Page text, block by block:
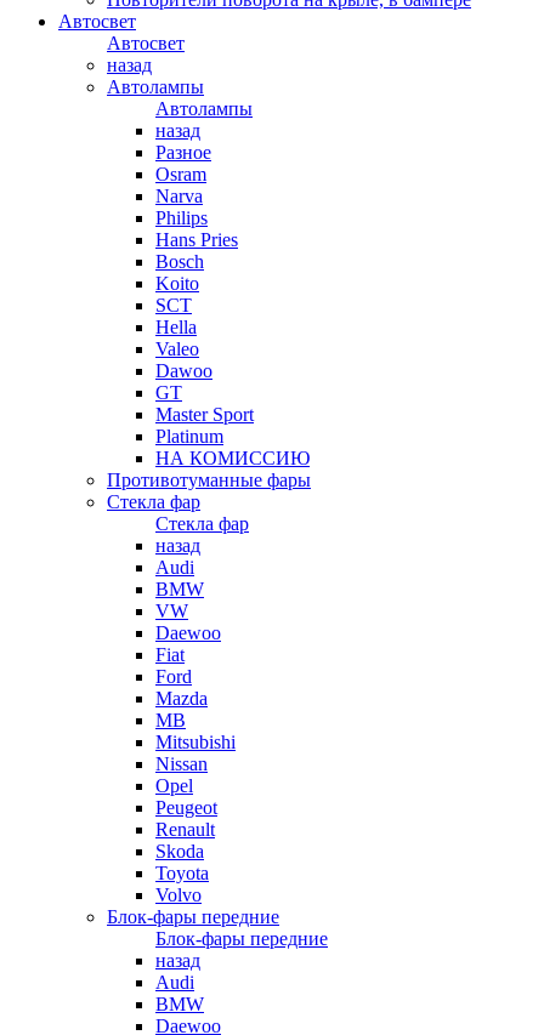
Автосвет
Автосвет
назад
Автолампы
Автолампы
назад
Разное
Osram
Narva
Philips
Hans Pries
Bosch
Koito
SCT
Hella
Valeo
Dawoo
GT
Master Sport
Platinum
НА КОМИССИЮ
Противотуманные фары
Стекла фар
Стекла фар
назад
Audi
BMW
VW
Daewoo
Fiat
Ford
Mazda
MB
Mitsubishi
Nissan
Opel
Peugeot
Renault
Skoda
Toyota
Volvo
Блок-фары передние
Блок-фары передние
назад
Audi
BMW
Daewoo